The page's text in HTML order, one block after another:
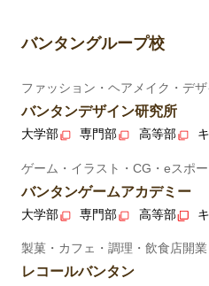
バンタングループ校
ファッション・ヘアメイク・デ
バンタンデザイン研究所
大学部 専門部 高等部
ゲーム・イラスト・CG・eスポ
バンタンゲームアカデミー
大学部 専門部 高等部
製菓・カフェ・調理・飲食店開業
レコールバンタン